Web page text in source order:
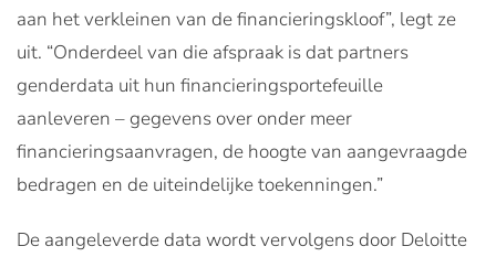
aan het verkleinen van de financieringskloof”, legt ze
uit. “Onderdeel van die afspraak is dat partners
genderdata uit hun financieringsportefeuille
aanleveren – gegevens over onder meer
financieringsaanvragen, de hoogte van aangevraagde
bedragen en de uiteindelijke toekenningen.”
De aangeleverde data wordt vervolgens door Deloitte